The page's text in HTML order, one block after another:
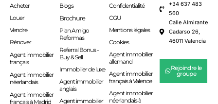
Acheter
Louer
Vendre
Rénover
Agent immobilier
français
Agent immobilier
néerlandais
Agent immobilier
français à Madrid
Blogs
Brochure
Plan Amigo
Reformas
Referral Bonus -
Buy & Sell
Immobilier de luxe
Agent immobilier
anglais
Agent immobilier
Confidentialité
CGU
Mentions légales
Cookies
Agent immobilier
allemand
Agent immobilier
français à Valence
Agent immobilier
néerlandais à
+34 637 483
560
Calle Almirante
Cadarso 26,
46011 Valencia
Rejoindre le
groupe